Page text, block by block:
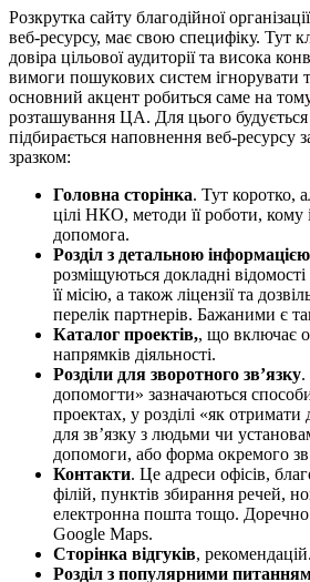
Розкрутка сайту благодійної
веб-ресурсу, має свою специфіку. Тут
довіра цільової аудиторії та висока
вимоги пошукових систем ігнорувати
основний акцент робиться саме на
розташування ЦА. Для цього будується
підбирається наповнення веб-ресурсу
зразком:
Головна сторінка. Тут коротко,
цілі НКО, методи її роботи, кому
допомога.
Розділ з детальною
розміщуються докладні відомості
її місію, а також ліцензії та
перелік партнерів. Бажаними є
Каталог проектів,, що включає
напрямків діяльності.
Розділи для зворотного зв’язку.
допомогти» зазначаються
проектах, у розділі «як
для зв’язку з людьми чи
допомоги, або форма окремого
Контакти. Це адреси офісів,
філій, пунктів збирання речей,
електронна пошта тощо.
Google Maps.
Сторінка відгуків, рекомендацій.
Розділ з популярними